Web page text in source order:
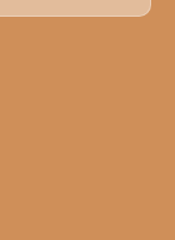
205 gramas